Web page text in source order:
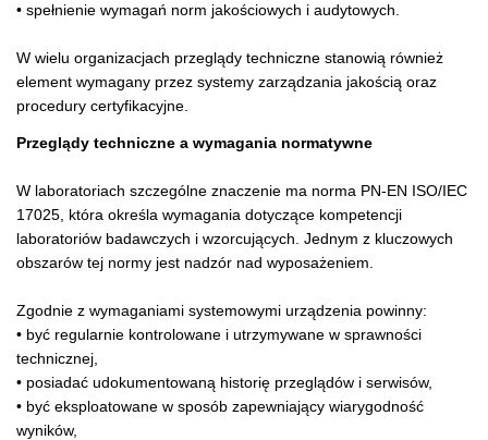
• spełnienie wymagań norm jakościowych i audytowych.
W wielu organizacjach przeglądy techniczne stanowią również
element wymagany przez systemy zarządzania jakością oraz
procedury certyfikacyjne.
Przeglądy techniczne a wymagania normatywne
W laboratoriach szczególne znaczenie ma norma PN-EN ISO/IEC
17025, która określa wymagania dotyczące kompetencji
laboratoriów badawczych i wzorcujących. Jednym z kluczowych
obszarów tej normy jest nadzór nad wyposażeniem.
Zgodnie z wymaganiami systemowymi urządzenia powinny:
• być regularnie kontrolowane i utrzymywane w sprawności
technicznej,
• posiadać udokumentowaną historię przeglądów i serwisów,
• być eksploatowane w sposób zapewniający wiarygodność
wyników,